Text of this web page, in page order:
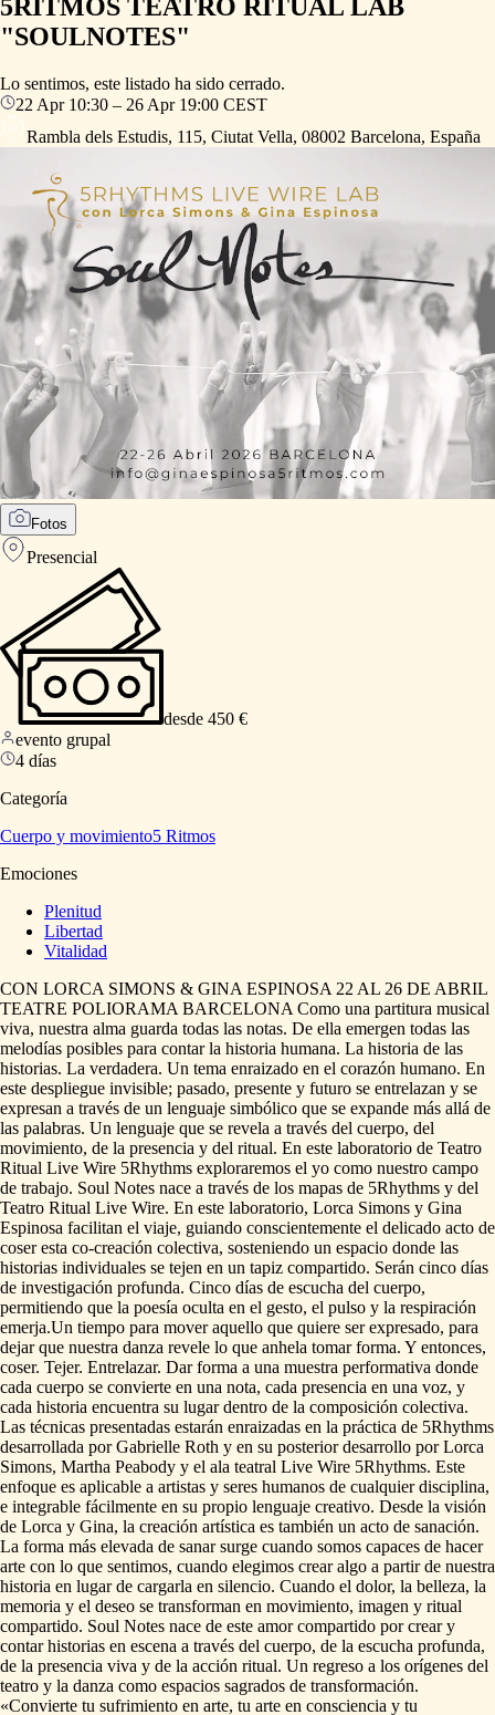
5RITMOS TEATRO RITUAL LAB
"SOULNOTES"
Lo sentimos, este listado ha sido cerrado.
22 Apr 10:30 – 26 Apr 19:00 CEST
Rambla dels Estudis, 115, Ciutat Vella, 08002 Barcelona, España
Fotos
Presencial
desde 450 €
evento grupal
4 días
Categoría
Cuerpo y movimiento5 Ritmos
Emociones
Plenitud
Libertad
Vitalidad
CON LORCA SIMONS & GINA ESPINOSA 22 AL 26 DE ABRIL
TEATRE POLIORAMA BARCELONA Como una partitura musical
viva, nuestra alma guarda todas las notas. De ella emergen todas las
melodías posibles para contar la historia humana. La historia de las
historias. La verdadera. Un tema enraizado en el corazón humano. En
este despliegue invisible; pasado, presente y futuro se entrelazan y se
expresan a través de un lenguaje simbólico que se expande más allá de
las palabras. Un lenguaje que se revela a través del cuerpo, del
movimiento, de la presencia y del ritual. En este laboratorio de Teatro
Ritual Live Wire 5Rhythms exploraremos el yo como nuestro campo
de trabajo. Soul Notes nace a través de los mapas de 5Rhythms y del
Teatro Ritual Live Wire. En este laboratorio, Lorca Simons y Gina
Espinosa facilitan el viaje, guiando conscientemente el delicado acto de
coser esta co-creación colectiva, sosteniendo un espacio donde las
historias individuales se tejen en un tapiz compartido. Serán cinco días
de investigación profunda. Cinco días de escucha del cuerpo,
permitiendo que la poesía oculta en el gesto, el pulso y la respiración
emerja.Un tiempo para mover aquello que quiere ser expresado, para
dejar que nuestra danza revele lo que anhela tomar forma. Y entonces,
coser. Tejer. Entrelazar. Dar forma a una muestra performativa donde
cada cuerpo se convierte en una nota, cada presencia en una voz, y
cada historia encuentra su lugar dentro de la composición colectiva.
Las técnicas presentadas estarán enraizadas en la práctica de 5Rhythms
desarrollada por Gabrielle Roth y en su posterior desarrollo por Lorca
Simons, Martha Peabody y el ala teatral Live Wire 5Rhythms. Este
enfoque es aplicable a artistas y seres humanos de cualquier disciplina,
e integrable fácilmente en su propio lenguaje creativo. Desde la visión
de Lorca y Gina, la creación artística es también un acto de sanación.
La forma más elevada de sanar surge cuando somos capaces de hacer
arte con lo que sentimos, cuando elegimos crear algo a partir de nuestra
historia en lugar de cargarla en silencio. Cuando el dolor, la belleza, la
memoria y el deseo se transforman en movimiento, imagen y ritual
compartido. Soul Notes nace de este amor compartido por crear y
contar historias en escena a través del cuerpo, de la escucha profunda,
de la presencia viva y de la acción ritual. Un regreso a los orígenes del
teatro y la danza como espacios sagrados de transformación.
«Convierte tu sufrimiento en arte, tu arte en consciencia y tu